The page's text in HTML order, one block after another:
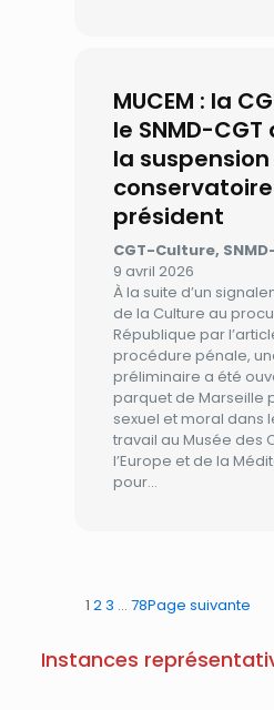
MUCEM : la
le SNMD-
la
président
CGT-Culture,
9 avril 2026
À la suite d’un
de la Culture au
République par
procédure pénale,
préliminaire a été
parquet de Marseille
sexuel et moral dans
travail au Musée des
l’Europe et de la
pour…
1 23 … 78Page suivante
Instances